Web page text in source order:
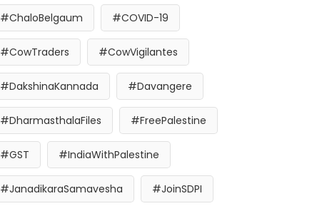
#ChaloBelgaum #COVID-19
#CowTraders #CowVigilantes
#DakshinaKannada #Davangere
#DharmasthalaFiles #FreePalestine
#GST #IndiaWithPalestine
#JanadikaraSamavesha #JoinSDPI